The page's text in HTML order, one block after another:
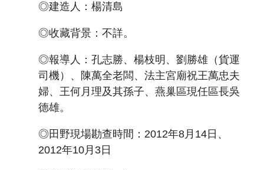
◎建造人：楊清島
◎收藏背景：不詳。
◎報導人：孔志勝、楊枝明、劉勝雄（貨運
司機）、陳萬全老闆、法主宮廟祝王萬忠夫
婦、王何月理及其孫子、燕巢區現任區長吳
德雄。
◎田野現場勘查時間： 2012年8月 14 日、
2012年10月 3 日